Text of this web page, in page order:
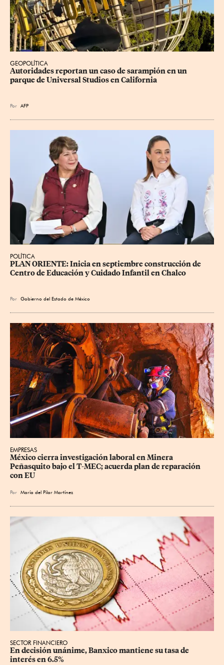
GEOPOLÍTICA
Autoridades reportan un caso de sarampión en un
parque de Universal Studios en California
Por AFP
POLÍTICA
PLAN ORIENTE: Inicia en septiembre construcción de
Centro de Educación y Cuidado Infantil en Chalco
Por Gobierno del Estado de México
EMPRESAS
México cierra investigación laboral en Minera
Peñasquito bajo el T-MEC; acuerda plan de reparación
con EU
Por María del Pilar Martínez
SECTOR FINANCIERO
En decisión unánime, Banxico mantiene su tasa de
interés en 6.5%